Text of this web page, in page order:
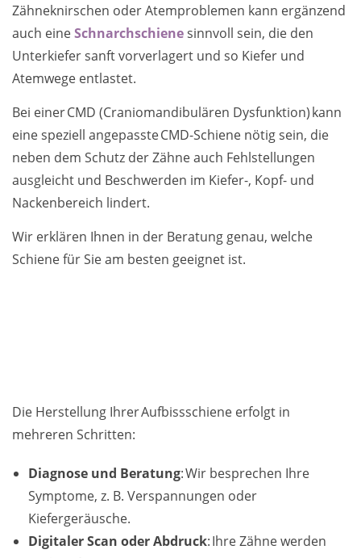
Zähneknirschen oder Atemproblemen kann ergänzend
auch eineSchnarchschienesinnvoll sein, die den
Unterkiefer sanft vorverlagert und so Kiefer und
Atemwege entlastet.
Bei einer CMD (Craniomandibulären Dysfunktion) kann
eine speziell angepasste CMD-Schiene nötig sein, die
neben dem Schutz der Zähne auch Fehlstellungen
ausgleicht und Beschwerden im Kiefer-, Kopf- und
Nackenbereich lindert.
Wir erklären Ihnen in der Beratung genau, welche
Schiene für Sie am besten geeignet ist.
Die Herstellung Ihrer Aufbissschiene erfolgt in
mehreren Schritten:
Diagnose und Beratung: Wir besprechen Ihre
Symptome, z. B. Verspannungen oder
Kiefergeräusche.
Digitaler Scan oder Abdruck: Ihre Zähne werden